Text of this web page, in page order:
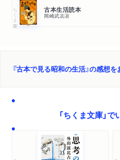
ちくま文庫 古本生活読本
岡崎武志著
『古本で見る昭和の生活』の感想を
「ちくま文庫」